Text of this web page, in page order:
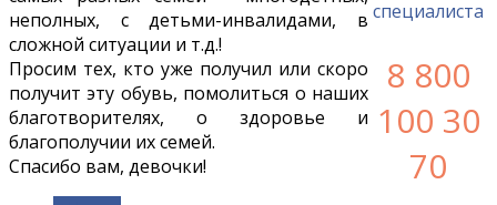
неполных, с детьми-инвалидами, в
сложной ситуации и т.д.!
Просим тех, кто уже получил или скоро
получит эту обувь, помолиться о наших
благотворителях, о здоровье и
благополучии их семей.
Спасибо вам, девочки!
8 800
100 30
70